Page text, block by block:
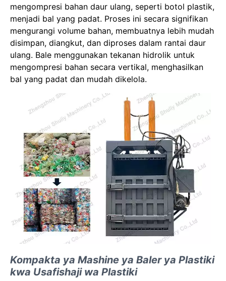
mengompresi bahan daur ulang, seperti botol plastik,
menjadi bal yang padat. Proses ini secara signifikan
mengurangi volume bahan, membuatnya lebih mudah
disimpan, diangkut, dan diproses dalam rantai daur
ulang. Bale menggunakan tekanan hidrolik untuk
mengompresi bahan secara vertikal, menghasilkan
bal yang padat dan mudah dikelola.
Kompakta ya Mashine ya Baler ya Plastiki
kwa Usafishaji wa Plastiki